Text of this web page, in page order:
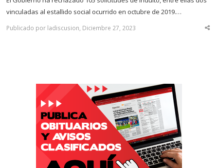
vinculadas al estallido social ocurrido en octubre de 2019.…
Publicado por ladiscusion, Diciembre 27, 2023